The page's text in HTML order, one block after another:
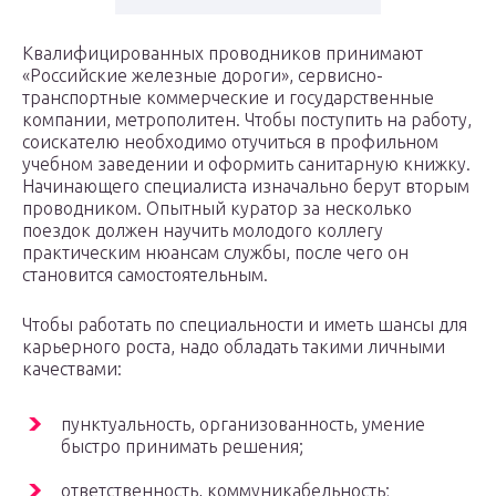
Квалифицированных проводников принимают
«Российские железные дороги», сервисно-
транспортные коммерческие и государственные
компании, метрополитен. Чтобы поступить на работу,
соискателю необходимо отучиться в профильном
учебном заведении и оформить санитарную книжку.
Начинающего специалиста изначально берут вторым
проводником. Опытный куратор за несколько
поездок должен научить молодого коллегу
практическим нюансам службы, после чего он
становится самостоятельным.
Чтобы работать по специальности и иметь шансы для
карьерного роста, надо обладать такими личными
качествами:
пунктуальность, организованность, умение
быстро принимать решения;
ответственность, коммуникабельность;